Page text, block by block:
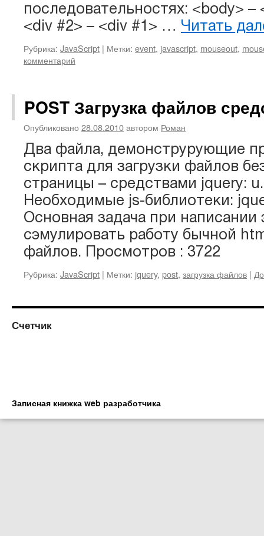
последовательностях: <body> –
<div #2> – <div #1> … Читать
Рубрика: JavaScript | Метки: event, javascript, mouseout,
комментарий
POST Загрузка файлов
Опубликовано 28.08.2010автором Роман
Два файла, демонструрующие
скрипта для загрузки файлов
страницы – средствами jquery:
Необходимые js-библиотеки:
Основная задача при написании
сэмулировать работу бычной
файлов. Просмотров : 3722
Рубрика: JavaScript | Метки: jquery, post, загрузка файлов |
Счетчик
Записная книжка web разработчика